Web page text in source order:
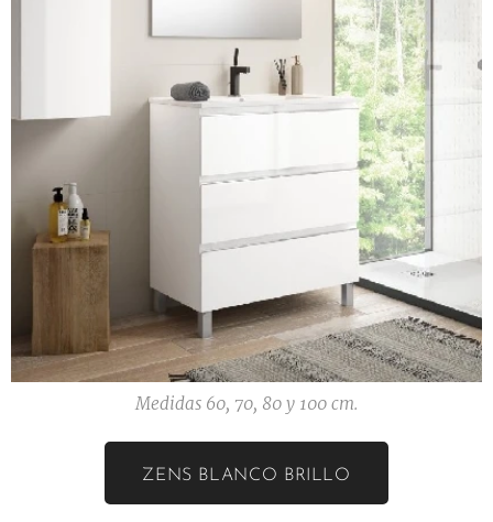
Medidas 60, 70, 80 y 100 cm.
ZENS BLANCO BRILLO